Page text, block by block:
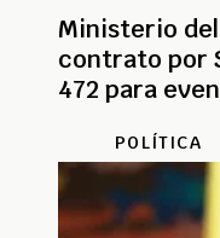
Ministerio
contrato por
472 para
POLÍTICA